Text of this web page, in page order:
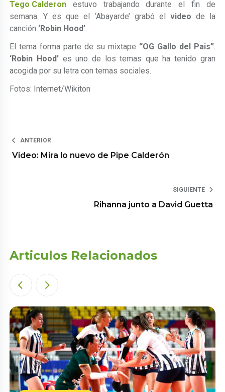
Tego Calderon estuvo trabajando durante el fin de
semana. Y es que el ‘Abayarde’ grabó el video de la
canción ‘Robin Hood’.
El tema forma parte de su mixtape “OG Gallo del Pais”.
‘Robin Hood’es uno de los temas que ha tenido gran
acogida por su letra con temas sociales.
Fotos: Internet/Wikiton
ANTERIOR
Video: Mira lo nuevo de Pipe Calderón
SIGUIENTE
Rihanna junto a David Guetta
Articulos Relacionados